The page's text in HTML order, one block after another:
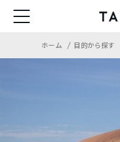
ホーム 目的から探す